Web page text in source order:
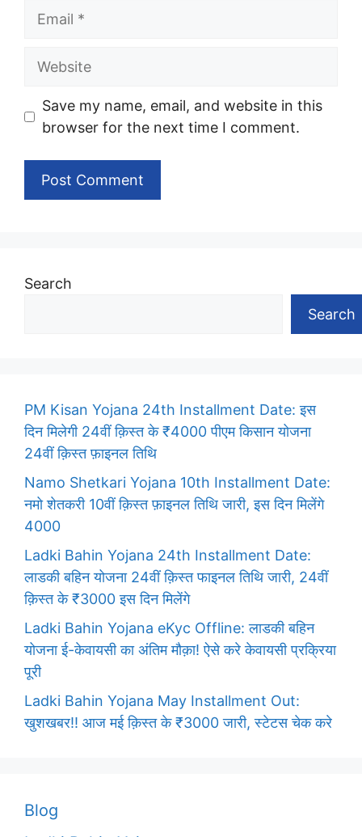
Email
Website
Save my name, email, and website in this
browser for the next time I comment.
Search
Search
PM Kisan Yojana 24th Installment Date: इस
दिन मिलेगी 24वीं क़िस्त के ₹4000 पीएम किसान योजना
24वीं क़िस्त फ़ाइनल तिथि
Namo Shetkari Yojana 10th Installment Date:
नमो शेतकरी 10वीं क़िस्त फ़ाइनल तिथि जारी, इस दिन मिलेंगे
4000
Ladki Bahin Yojana 24th Installment Date:
लाडकी बहिन योजना 24वीं क़िस्त फाइनल तिथि जारी, 24वीं
क़िस्त के ₹3000 इस दिन मिलेंगे
Ladki Bahin Yojana eKyc Offline: लाडकी बहिन
योजना ई-केवायसी का अंतिम मौक़ा! ऐसे करे केवायसी प्रक्रिया
पूरी
Ladki Bahin Yojana May Installment Out:
खुशखबर!! आज मई क़िस्त के ₹3000 जारी, स्टेटस चेक करे
Blog